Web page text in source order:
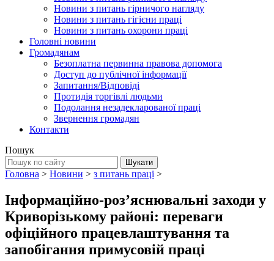
Новини з питань гірничого нагляду
Новини з питань гігієни праці
Новини з питань охорони праці
Головні новини
Громадянам
Безоплатна первинна правова допомога
Доступ до публічної інформації
Запитання/Відповіді
Протидія торгівлі людьми
Подолання незадекларованої праці
Звернення громадян
Контакти
Пошук
Головна > Новини > з питань праці >
Інформаційно-роз’яснювальні заходи у
Криворізькому районі: переваги
офіційного працевлаштування та
запобігання примусовій праці